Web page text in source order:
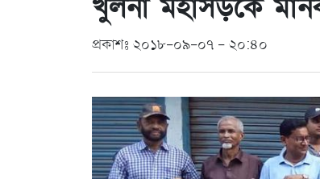
প্রকাশঃ ২০১৮-০৯-০৭ - ২০:৪০